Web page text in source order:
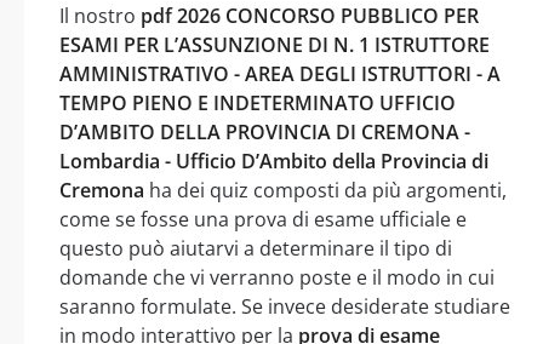
Il nostro pdf 2026 CONCORSO PUBBLICO PER
ESAMI PER L’ASSUNZIONE DI N. 1 ISTRUTTORE
AMMINISTRATIVO - AREA DEGLI ISTRUTTORI - A
TEMPO PIENO E INDETERMINATO UFFICIO
D’AMBITO DELLA PROVINCIA DI CREMONA -
Lombardia - Ufficio D’Ambito della Provincia di
Cremona ha dei quiz composti da più argomenti,
come se fosse una prova di esame ufficiale e
questo può aiutarvi a determinare il tipo di
domande che vi verranno poste e il modo in cui
saranno formulate. Se invece desiderate studiare
in modo interattivo per la prova di esame